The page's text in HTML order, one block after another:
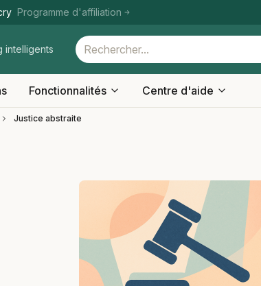
Programme d'affiliation
intelligents
Fonctionnalités Centre d'aide
Justice abstraite